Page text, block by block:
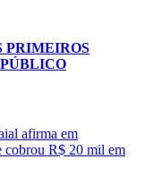
PRIMEIROS